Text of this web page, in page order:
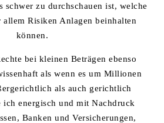
schwer zu durchschauen ist, welche
allem Risiken Anlagen beinhalten
können.
bei kleinen Beträgen ebenso
als wenn es um Millionen
als auch gerichtlich
ich energisch und mit Nachdruck
Banken und Versicherungen,